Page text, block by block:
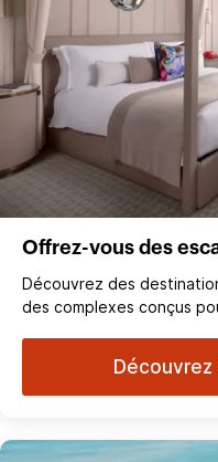
Offrez-vous des
Découvrez des
des complexes conçus